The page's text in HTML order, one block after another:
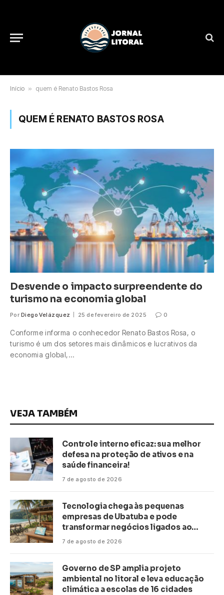
Início » quem é Renato Bastos Rosa
QUEM É RENATO BASTOS ROSA
Desvende o impacto surpreendente do
turismo na economia global
Por Diego Velázquez 25 de fevereiro de 2025 0
Conforme informa o conhecedor Renato Bastos Rosa, o
turismo é um dos setores mais dinâmicos e lucrativos da
economia global,…
VEJA TAMBÉM
Controle interno eficaz: sua melhor
defesa na proteção de ativos e na
saúde financeira!
7 de agosto de 2026
Tecnologia chega às pequenas
empresas de Ubatuba e pode
transformar negócios ligados ao
turismo no litoral
7 de agosto de 2026
Governo de SP amplia projeto
ambiental no litoral e leva educação
climática a escolas de 16 cidades